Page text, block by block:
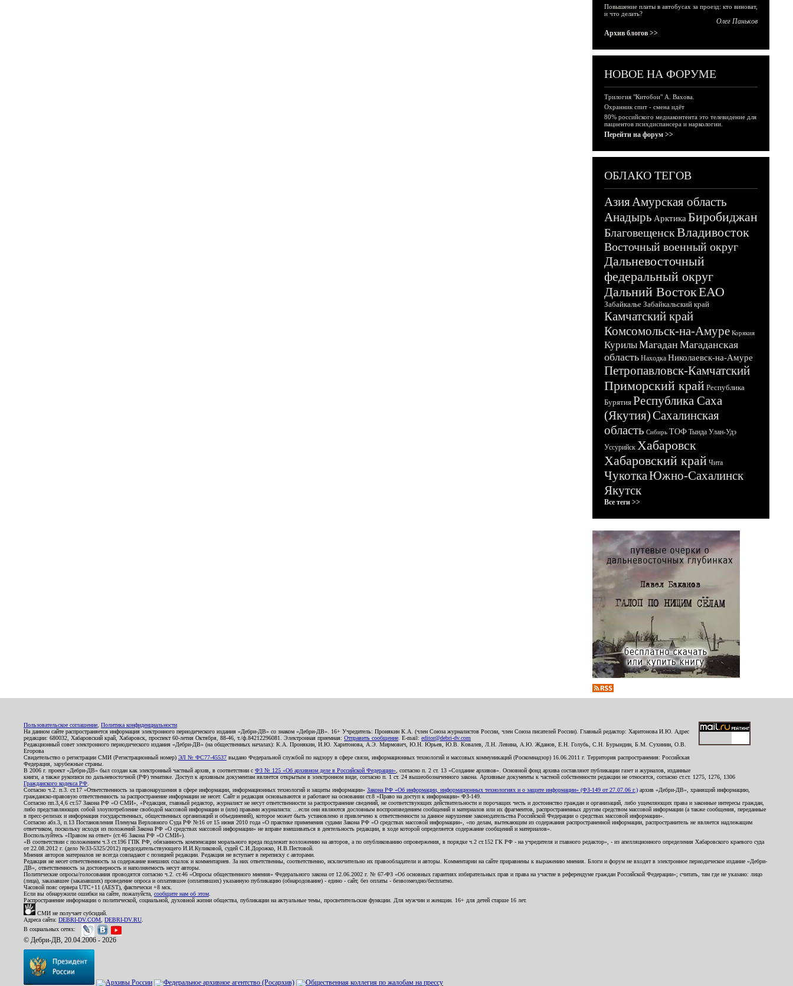
Повышение платы в автобусах за проезд: кто виноват,
и что делать?
Олег Паньков
Архив блогов >>
НОВОЕ НА ФОРУМЕ
Трилогия "Китобои" А. Вахова.
Охранник спит - смена идёт
80% российского медиаконтента это телевидение для
пациентов психдиспансера и наркологии.
Перейти на форум >>
ОБЛАКО ТЕГОВ
АзияАмурская область
Анадырь Арктика Биробиджан
БлаговещенскВладивосток
Восточный военный округ
Дальневосточный
федеральный округ
Дальний ВостокЕАО
Забайкалье Забайкальский край
Камчатский край
Комсомольск-на-Амуре Корякия
КурилыМагадан Магаданская
область Находка Николаевск-на-Амуре
Петропавловск-Камчатский
Приморский край Республика
Бурятия Республика Саха
(Якутия)Сахалинская
область Сибирь ТОФ Тында Улан-Удэ
Уссурийск Хабаровск
Хабаровский край Чита
ЧукоткаЮжно-Сахалинск
Якутск
Все теги >>
Пользовательское соглашение Политика конфиденциальности
На данном сайте распространяется информация электронного периодического издания «Дебри-ДВ» со знаком «Дебри-ДВ». 16+ Учредитель: Пронякин К.А. (член Союза журналистов России, член Союза писателей России). Главный редактор: Харитонова И.Ю. Адрес
редакции: 680032, Хабаровский край, Хабаровск, проспект 60-летия Октября, 88-46, т./ф.84212296081. Электронная приемная: Отправить сообщение . E-mail: editor@debri-dv.com
Редакционный совет электронного периодического издания «Дебри-ДВ» (на общественных началах): К.А. Пронякин, И.Ю. Харитонова, А.Э. Мирмович, Ю.Н. Юрьев, Ю.В. Ковалев, Л.Н. Левина, А.Ю. Жданов, Е.Н. Голубь, С.Н. Бурындин, Б.М. Сухинин, О.В.
Егорова
Свидетельство о регистрации СМИ (Регистрационный номер) ЭЛ № ФС77-45537 выдано Федеральной службой по надзору в сфере связи, информационных технологий и массовых коммуникаций (Роскомнадзор) 16.06.2011 г. Территория распространения: Российская
Федерация, зарубежные страны.
В 2006 г. проект «Дебри-ДВ» был создан как электронный частный архив, в соответствии с ФЗ № 125 «Об архивном деле в Российской Федерации» , согласно п. 2 ст. 13 «Создание архивов». Основной фонд архива составляют публикации газет и журналов, изданные
книги, а также рукописи по дальневосточной (РФ) тематике. Доступ к архивным документам является открытым в электронном виде, согласно п. 1 ст. 24 вышеобозначенного закона. Архивные документы к частной собственности редакции не относятся, согласно ст.ст. 1275, 1276, 1306
Гражданского кодекса РФ
Согласно ч.2. п.3. ст.17 «Ответственность за правонарушения в сфере информации, информационных технологий и защиты информации» Закона РФ «Об информации, информационных технологиях и о защите информации» (ФЗ-149 от 27.07.06 г.) архив «Дебри-ДВ», хранящий информацию,
гражданско-правовую ответственность за распространение информации не несет. Сайт и редакция основываются и работают на основании ст.8 «Право на доступ к информации» ФЗ-149.
Согласно пп.3,4,6 ст.57 Закона РФ «О СМИ», «Редакция, главный редактор, журналист не несут ответственности за распространение сведений, не соответствующих действительности и порочащих честь и достоинство граждан и организаций, либо ущемляющих права и законные интересы граждан,
либо представляющих собой злоупотребление свободой массовой информации и (или) правами журналиста: ...если они являются дословным воспроизведением сообщений и материалов или их фрагментов, распространенных другим средством массовой информации (а также сообщения, переданные
в пресс-релизах и информация государственных, общественных организаций и объединений), которое может быть установлено и привлечено к ответственности за данное нарушение законодательства Российской Федерации о средствах массовой информации».
Согласно абз.3, п.13 Постановления Пленума Верховного Суда РФ №16 от 15 июня 2010 года «О практике применения судами Закона РФ «О средствах массовой информации», «по делам, вытекающим из содержания распространенной информации, распространитель не является надлежащим
ответчиком, поскольку исходя из положений Закона РФ «О средствах массовой информации» не вправе вмешиваться в деятельность редакции, в ходе которой определяется содержание сообщений и материалов».
Воспользуйтесь «Правом на ответ» (ст.46 Закона РФ «О СМИ»).
«В соответствии с положением ч.3 ст.196 ГПК РФ, обязанность компенсации морального вреда подлежит возложению на авторов, а по опубликованию опровержения, в порядке ч.2 ст.152 ГК РФ - на учредителя и главного редактор», - из апелляционного определения Хабаровского краевого суда
от 22.08.2012 г. (дело №33-5325/2012) председательствующего И.И.Куликовой, судей С.И.Дорожко, Н.В.Пестовой.
Мнения авторов материалов не всегда совпадают с позицией редакции. Редакция не вступает в переписку с авторами.
Редакция не несет ответственность за содержание внешних ссылок и комментариев. За них ответственны, соответственно, исключительно их правообладатели и авторы. Комментарии на сайте приравнены к выражению мнения. Блоги и форум не входят в электронное периодическое издание «Дебри-
ДВ», ответственность за достоверность и наполняемость несут авторы.
Политические опросы/голосования проводятся согласно ч.2. ст.46 «Опросы общественного мнения» Федерального закона от 12.06.2002 г. № 67-ФЗ «Об основных гарантиях избирательных прав и права на участие в референдуме граждан Российской Федерации»; считать, там где не указано: лицо
(лица), заказавшее (заказавших) проведение опроса и оплатившее (оплативших) указанную публикацию (обнародование) - едино - сайт, без оплаты - безвозмездно/бесплатно.
Часовой пояс сервера UTC+11 (AEST), фактически +8 мск.
Если вы обнаружили ошибки на сайте, пожалуйста, сообщите нам об этом
Распространение информации о политической, социальной, духовной жизни общества, публикации на актуальные темы, просветительские функции. Для мужчин и женщин. 16+ для детей старше 16 лет.
СМИ не получает субсидий.
Адреса сайта: DEBRI-DV.COM DEBRI-DV.RU
В социальных сетях:
© Дебри-ДВ, 20.04.2006 - 2026